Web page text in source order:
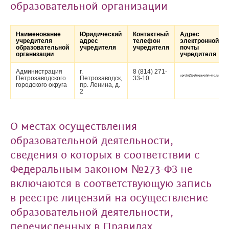
образовательной организации
Наименование
учредителя
образовательной
организации
Юридический
адрес
учредителя
Контактный
телефон
учредителя
Адрес
электронной
почты
учредителя
Администрация
Петрозаводского
городского округа
г.
Петрозаводск,
пр. Ленина, д.
2
8 (814) 271-
33-10
О местах осуществления
образовательной деятельности,
сведения о которых в соответствии с
Федеральным законом №273-ФЗ не
включаются в соответствующую запись
в реестре лицензий на осуществление
образовательной деятельности,